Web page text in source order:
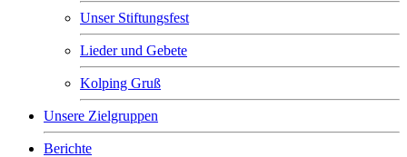
Unser Stiftungsfest
Lieder und Gebete
Kolping Gruß
Unsere Zielgruppen
Berichte